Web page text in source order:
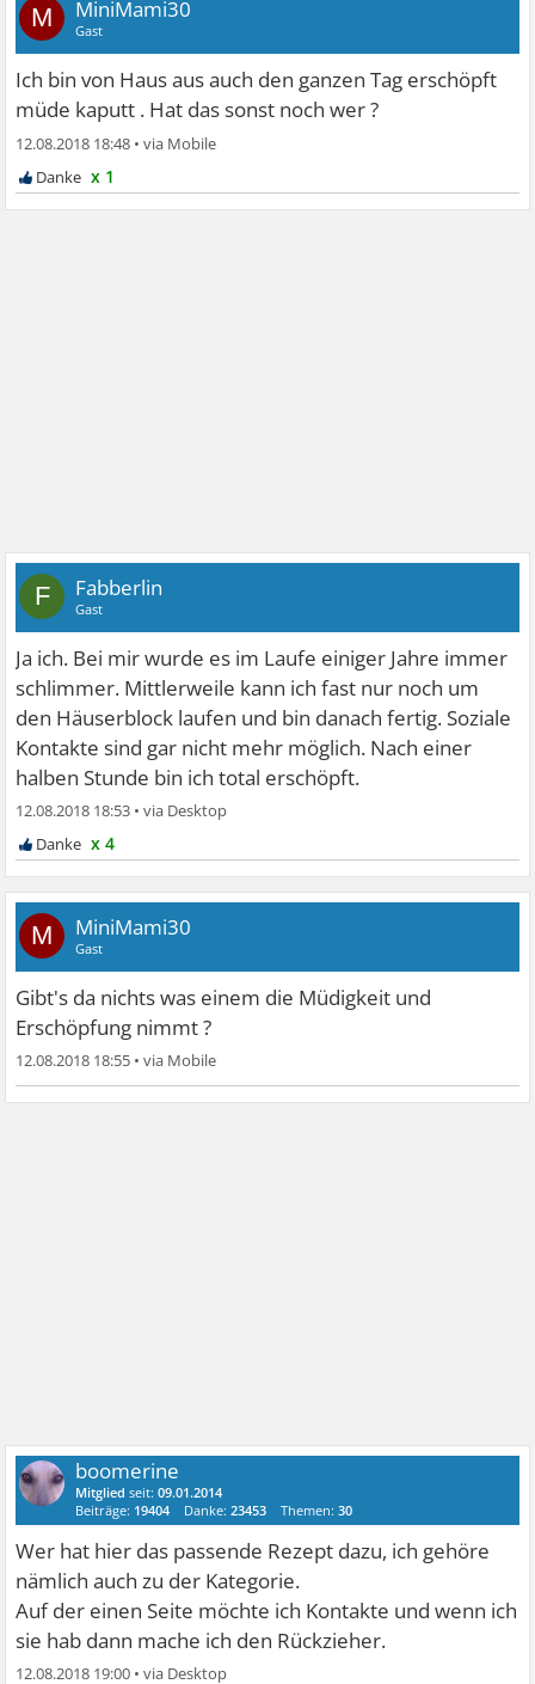
M MiniMami30
Gast
Ich bin von Haus aus auch den ganzen Tag erschöpft
müde kaputt . Hat das sonst noch wer ?
12.08.2018 18:48 •
x 1
F Fabberlin
Gast
Ja ich. Bei mir wurde es im Laufe einiger Jahre immer
schlimmer. Mittlerweile kann ich fast nur noch um
den Häuserblock laufen und bin danach fertig. Soziale
Kontakte sind gar nicht mehr möglich. Nach einer
halben Stunde bin ich total erschöpft.
12.08.2018 18:53 •
x 4
M MiniMami30
Gast
Gibt's da nichts was einem die Müdigkeit und
Erschöpfung nimmt ?
12.08.2018 18:55 •
boomerine
Mitglied seit:09.01.2014
Beiträge: 19404 Danke:23453 Themen:30
Wer hat hier das passende Rezept dazu, ich gehöre
nämlich auch zu der Kategorie.
Auf der einen Seite möchte ich Kontakte und wenn ich
sie hab dann mache ich den Rückzieher.
12.08.2018 19:00 •